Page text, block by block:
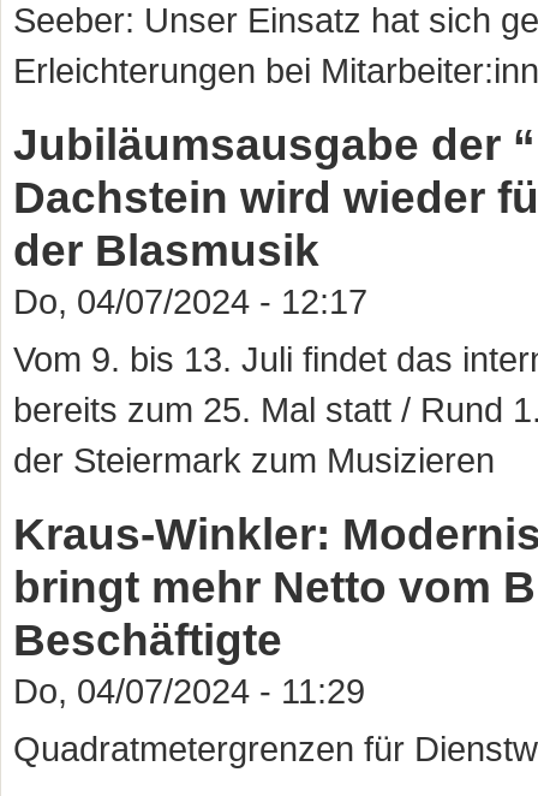
Seeber: Unser Einsatz hat sich
Erleichterungen bei
Jubiläumsausgabe der
Dachstein wird wieder
der Blasmusik
Do, 04/07/2024 - 12:17
Vom 9. bis 13. Juli findet das
bereits zum 25. Mal statt / Rund
der Steiermark zum Musizieren
Kraus-Winkler:
bringt mehr Netto vom
Beschäftigte
Do, 04/07/2024 - 11:29
Quadratmetergrenzen für